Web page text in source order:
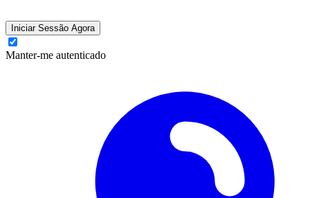
Iniciar Sessão Agora
Manter-me autenticado